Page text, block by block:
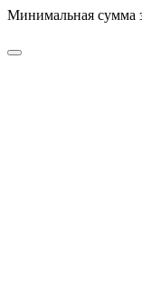
Минимальная сумма